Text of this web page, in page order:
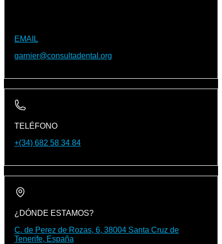
EMAIL
garnier@consultadental.org
TELÉFONO
+(34) 682 58 34 84
¿DÓNDE ESTAMOS?
C. de Perez de Rozas, 6, 38004 Santa Cruz de
Tenerife, España